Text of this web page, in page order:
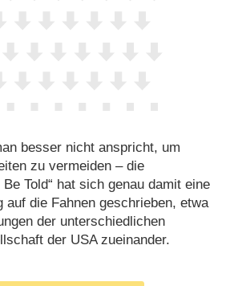
besser nicht anspricht, um
zu vermeiden – die
Told“ hat sich genau damit eine
auf die Fahnen geschrieben, etwa
der unterschiedlichen
der USA zueinander.